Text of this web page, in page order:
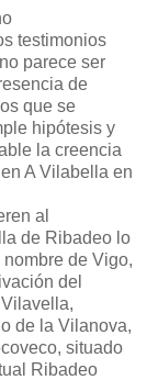
testimonios
parece ser
de
que se
hipótesis y
la creencia
A Vilabella en
al
de Ribadeo lo
de Vigo,
del
de la Vilanova,
situado
Ribadeo